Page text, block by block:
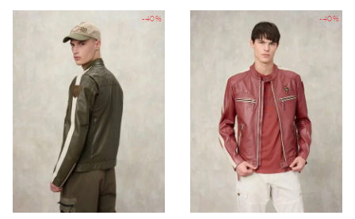
-40% -40%